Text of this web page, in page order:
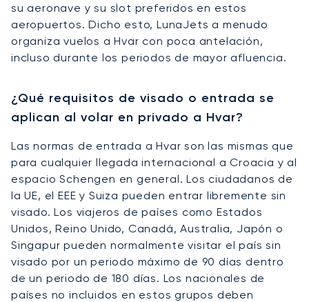
su aeronave y su slot preferidos en estos
aeropuertos. Dicho esto, LunaJets a menudo
organiza vuelos a Hvar con poca antelación,
incluso durante los periodos de mayor afluencia.
¿Qué requisitos de visado o entrada se
aplican al volar en privado a Hvar?
Las normas de entrada a Hvar son las mismas que
para cualquier llegada internacional a Croacia y al
espacio Schengen en general. Los ciudadanos de
la UE, el EEE y Suiza pueden entrar libremente sin
visado. Los viajeros de países como Estados
Unidos, Reino Unido, Canadá, Australia, Japón o
Singapur pueden normalmente visitar el país sin
visado por un periodo máximo de 90 días dentro
de un periodo de 180 días. Los nacionales de
países no incluidos en estos grupos deben